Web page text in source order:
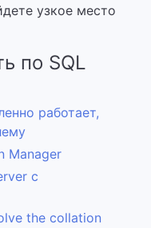
узкое место
по SQL
работает,
Manager
с
the collation